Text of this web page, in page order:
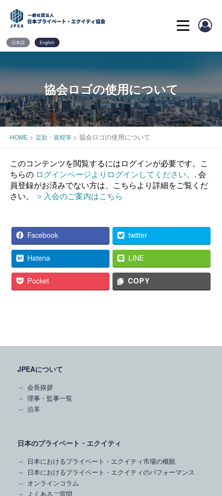
content
日本語 English
協会ロゴの使用について
HOME > 定款・規程等 > 協会ロゴの使用について
このコンテンツを閲覧するにはログインが必要です。こ
ちらの ログインページよりログインしてください。 . 会
員登録がお済みでない方は、こちらより詳細をご覧くだ
さい。
＞入会のご案内はこちら
Facebook twitter
Hatena LINE
Pocket COPY
JPEAについて
会長挨拶
理事・監事一覧
沿革
日本のプライベート・エクイティ
日本におけるプライベート・エクイティ市場の概観
日本におけるプライベート・エクイティのパフォーマンス
オンラインコラム
よくあるご質問